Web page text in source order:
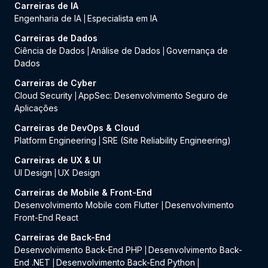
Carreiras de IA
Engenharia de IA Especialista em IA
Carreiras de Dados
Ciência de Dados
Análise de Dados
Governança de
Dados
Carreiras de Cyber
Cloud Security AppSec: Desenvolvimento Seguro de
Aplicações
Carreiras de DevOps & Cloud
Platform Engineering
SRE (Site Reliability Engineering)
Carreiras de UX & UI
UI Design
UX Design
Carreiras de Mobile & Front-End
Desenvolvimento Mobile com Flutter
Desenvolvimento
Front-End React
Carreiras de Back-End
Desenvolvimento Back-End PHP
Desenvolvimento Back-
End .NET
Desenvolvimento Back-End Python